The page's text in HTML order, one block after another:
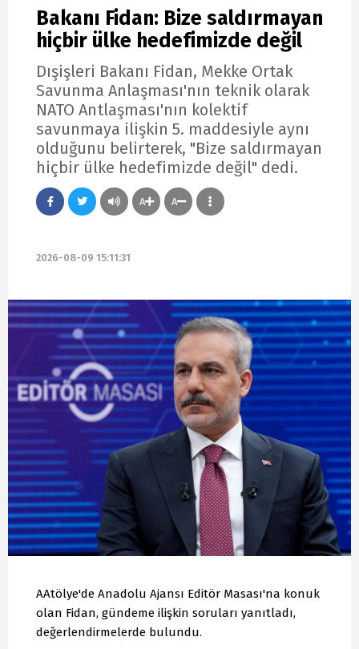
Bakanı Fidan: Bize saldırmayan
hiçbir ülke hedefimizde değil
Dışişleri Bakanı Fidan, Mekke Ortak
Savunma Anlaşması'nın teknik olarak
NATO Antlaşması'nın kolektif
savunmaya ilişkin 5. maddesiyle aynı
olduğunu belirterek, "Bize saldırmayan
hiçbir ülke hedefimizde değil" dedi.
A A
2026-08-09 15:11:31
AAtölye'de Anadolu Ajansı Editör Masası'na konuk
olan Fidan, gündeme ilişkin soruları yanıtladı,
değerlendirmelerde bulundu.